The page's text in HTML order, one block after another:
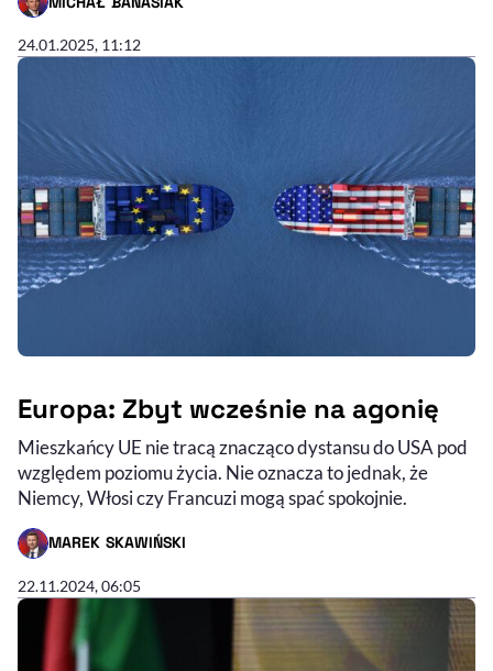
- AUTOR ARTYKUŁU - PROFIL
24.01.2025, 11:12
Europa: Zbyt wcześnie na agonię
Mieszkańcy UE nie tracą znacząco dystansu do USA pod
względem poziomu życia. Nie oznacza to jednak, że
Niemcy, Włosi czy Francuzi mogą spać spokojnie.
MAREK SKAWIŃSKI
- AUTOR ARTYKUŁU - PROFIL
22.11.2024, 06:05